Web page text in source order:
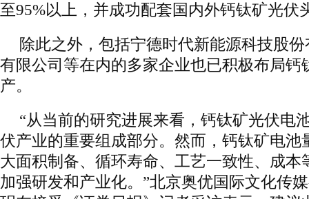
至95%以上，并成功配套国内外钙钛矿光伏
除此之外，包括宁德时代新能源科技股
有限公司等在内的多家企业也已积极布局钙
产。
“从当前的研究进展来看，钙钛矿光伏电
伏产业的重要组成部分。然而，钙钛矿电池
大面积制备、循环寿命、工艺一致性、成本
加强研发和产业化。”北京奥优国际文化传